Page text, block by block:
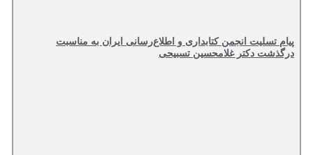
پیام تسلیت انجمن کتابداری و اطلاع‌رسانی ایران به مناسبت
درگذشت دکتر غلامحسین تسبیحی